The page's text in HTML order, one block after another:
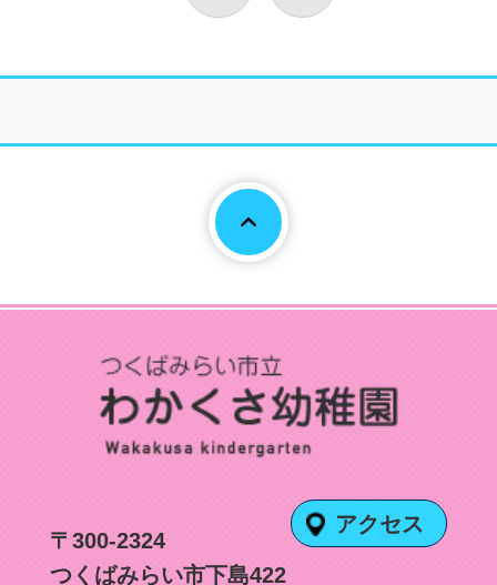
〒300-2324
つくばみらい市下島422
アクセス